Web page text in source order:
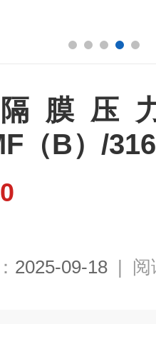
膜压
（B）/
2025-09-18 | 阅